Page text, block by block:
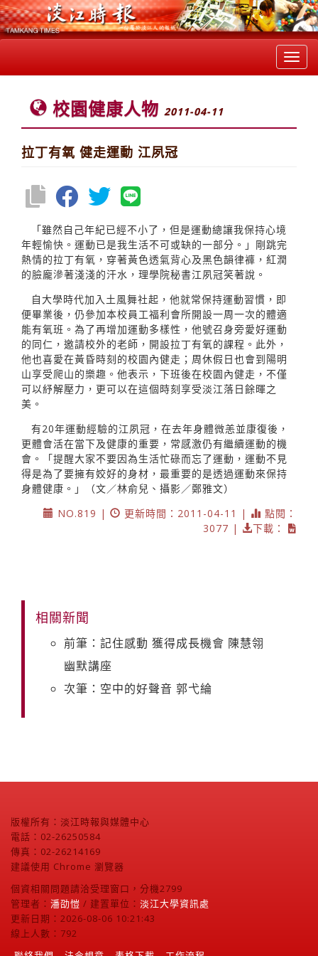
校園健康人物 2011-04-11
拉丁有氧 健走運動 江夙冠
「雖然自己年紀已經不小了，但是運動總讓我保持心境
年輕愉快。運動已是我生活不可或缺的一部分。」剛跳完
熱情的拉丁有氧，穿著黃色透氣背心及黑色韻律褲，紅潤
的臉龐滲著淺淺的汗水，理學院秘書江夙冠笑著說。
自大學時代加入土風舞社起，他就常保持運動習慣，即
便畢業後，仍參加本校員工福利會所開設一周一次的體適
能有氧班。為了再增加運動多樣性，他號召身旁愛好運動
的同仁，邀請校外的老師，開設拉丁有氧的課程。此外，
他也喜愛在黃昏時刻的校園內健走；周休假日也會到陽明
山享受爬山的樂趣。他表示，下班後在校園內健走，不僅
可以紓解壓力，更可以在這個時刻享受淡江落日餘暉之
美。
有20年運動經驗的江夙冠，在去年身體微恙並康復後，
更體會活在當下及健康的重要，常感激仍有繼續運動的機
會。「提醒大家不要因為生活忙碌而忘了運動，運動不見
得是為了要擁有姣好的身材，最重要的是透過運動來保持
身體健康。」（文／林俞兒、攝影／鄭雅文）
NO.819 |
更新時間：2011-04-11 |
點閱：
3077 |
下載：
相關新聞
前筆：記住感動 獲得成長機會 陳慧翎
幽默講座
次筆：空中的好聲音 郭弋綸
版權所有：淡江時報與媒體中心
電話：02-26250584
傳真：02-26214169
建議使用 Chrome 瀏覽器
個資相關問題請洽受理窗口，分機2799
管理者： 潘劭愷 / 建置單位： 淡江大學資訊處
更新日期：2026-08-06 10:21:43
線上人數：792